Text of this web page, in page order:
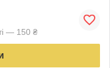
— 150 ₴